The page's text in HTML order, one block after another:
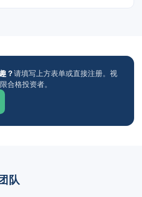
？请填写上方表单或直接注册。视
合格投资者。
队